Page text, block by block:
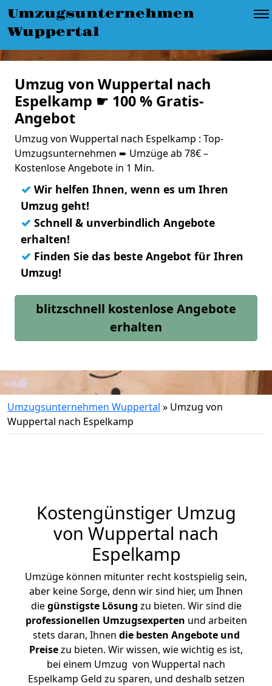
Umzugsunternehmen
Wuppertal
Umzug von Wuppertal nach
Espelkamp ☛ 100 % Gratis-
Angebot
Umzug von Wuppertal nach Espelkamp : Top-
Umzugsunternehmen ➨ Umzüge ab 78€ –
Kostenlose Angebote in 1 Min.
✓ Wir helfen Ihnen, wenn es um Ihren
Umzug geht!
✓ Schnell & unverbindlich Angebote
erhalten!
✓ Finden Sie das beste Angebot für Ihren
Umzug!
blitzschnell kostenlose Angebote
erhalten
Umzugsunternehmen Wuppertal » Umzug von
Wuppertal nach Espelkamp
Kostengünstiger Umzug
von Wuppertal nach
Espelkamp
Umzüge können mitunter recht kostspielig sein,
aber keine Sorge, denn wir sind hier, um Ihnen
diegünstigste Lösung zu bieten. Wir sind die
professionellen Umzugsexperten und arbeiten
stets daran, Ihnen die besten Angebote und
Preisezu bieten. Wir wissen, wie wichtig es ist,
bei einem Umzug von Wuppertal nach
Espelkamp Geld zu sparen, und deshalb setzen